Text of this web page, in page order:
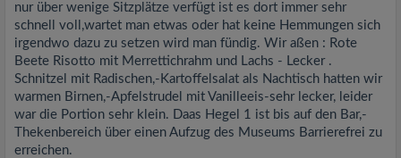
nur über wenige Sitzplätze verfügt ist es dort immer sehr
schnell voll,wartet man etwas oder hat keine Hemmungen sich
irgendwo dazu zu setzen wird man fündig. Wir aßen : Rote
Beete Risotto mit Merrettichrahm und Lachs - Lecker .
Schnitzel mit Radischen,-Kartoffelsalat als Nachtisch hatten wir
warmen Birnen,-Apfelstrudel mit Vanilleeis-sehr lecker, leider
war die Portion sehr klein. Daas Hegel 1 ist bis auf den Bar,-
Thekenbereich über einen Aufzug des Museums Barrierefrei zu
erreichen.